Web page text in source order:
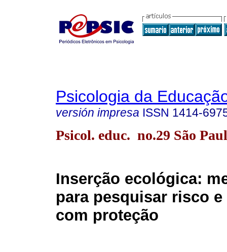
Psicologia da
versión impresa ISSN 1414-
Psicol. educ. no.29 São
Inserção ecológica:
para pesquisar risco
com proteção